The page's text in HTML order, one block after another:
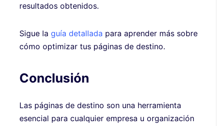
resultados obtenidos.
Sigue la guía detallada para aprender más sobre
cómo optimizar tus páginas de destino.
Conclusión
Las páginas de destino son una herramienta
esencial para cualquier empresa u organización